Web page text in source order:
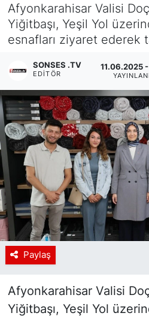
Afyonkarahisar Valisi
Yiğitbaşı, Yeşil Yol
esnafları ziyaret ederek
SONSES .TV
EDITÖR
11.06.2025
Paylaş
Afyonkarahisar Valisi
Yiğitbaşı, Yeşil Yol
DÜNYA
SAĞLIK
Siyaset
YEREL HABER
Haberde insan
Tanıtım
Süper Lig Puan
Haber Arşivi